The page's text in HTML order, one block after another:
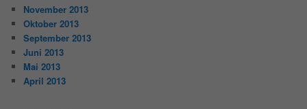
November 2013
Oktober 2013
September 2013
Juni 2013
Mai 2013
April 2013